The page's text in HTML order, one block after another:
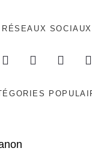
RÉSEAUX SOCIAUX